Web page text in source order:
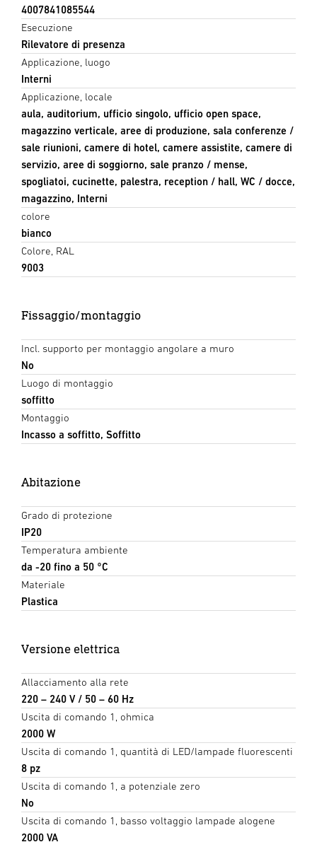
4007841085544
Esecuzione
Rilevatore di presenza
Applicazione, luogo
Interni
Applicazione, locale
aula, auditorium, ufficio singolo, ufficio open space,
magazzino verticale, aree di produzione, sala conferenze /
sale riunioni, camere di hotel, camere assistite, camere di
servizio, aree di soggiorno, sale pranzo / mense,
spogliatoi, cucinette, palestra, reception / hall, WC / docce,
magazzino, Interni
colore
bianco
Colore, RAL
9003
Fissaggio/montaggio
Incl. supporto per montaggio angolare a muro
No
Luogo di montaggio
soffitto
Montaggio
Incasso a soffitto, Soffitto
Abitazione
Grado di protezione
IP20
Temperatura ambiente
da -20 fino a 50 °C
Materiale
Plastica
Versione elettrica
Allacciamento alla rete
220 – 240 V / 50 – 60 Hz
Uscita di comando 1, ohmica
2000 W
Uscita di comando 1, quantità di LED/lampade fluorescenti
8 pz
Uscita di comando 1, a potenziale zero
No
Uscita di comando 1, basso voltaggio lampade alogene
2000 VA